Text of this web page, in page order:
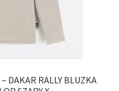
DAKAR RALLY BLUZKA